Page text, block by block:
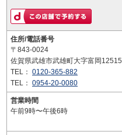
住所/電話番号
〒843-0024
佐賀県武雄市武雄町大字富岡12515
TEL： 0120-365-882
TEL： 0954-20-0080
営業時間
午前9時〜午後6時